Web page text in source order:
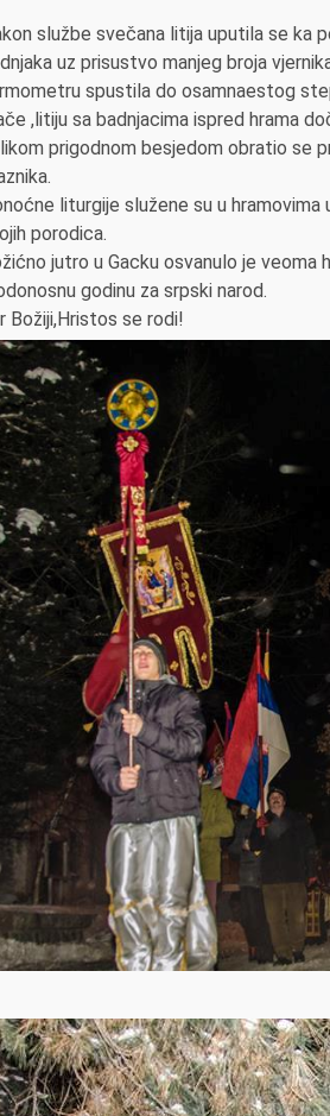
službe svečana litija uputila se ka
uz prisustvo manjeg broja
spustila do osamnaestog
,litiju sa badnjacima ispred hrama
prigodnom besjedom obratio se
liturgije služene su u
porodica.
jutro u Gacku osvanulo je veoma
godinu za srpski narod.
Božiji,Hristos se rodi!